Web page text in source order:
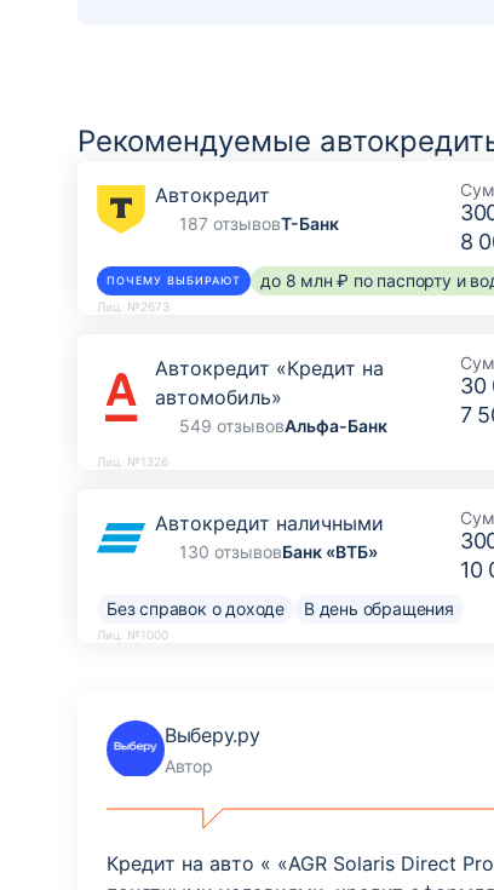
Рекомендуемые
Автокредит
187 отзывовТ-Банк
8
ПОЧЕМУ ВЫБИРАЮТ до 8 млн ₽ по паспорту и
Лиц. №2673
Автокредит «Кредит на
автомобиль»
549 отзывовАльфа-Банк
30
7
Лиц. №1326
Автокредит наличными
130 отзывовБанк «ВТБ»
10
Без справок о доходе В день обращения
Лиц. №1000
Выберу.ру
Автор
Кредит на авто « «AGR Solaris Direct